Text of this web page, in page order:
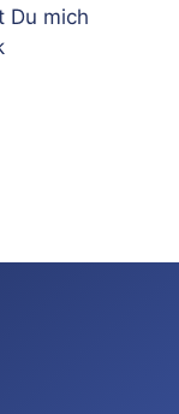
Du mich